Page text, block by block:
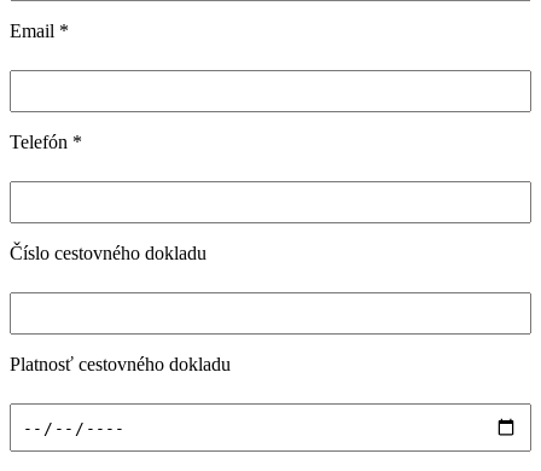
Email *
Telefón *
Číslo cestovného dokladu
Platnosť cestovného dokladu